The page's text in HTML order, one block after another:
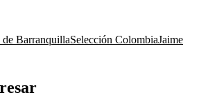
BarranquillaSelección ColombiaJaime